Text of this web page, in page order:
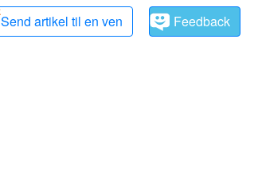
Send artikel til en ven Feedback